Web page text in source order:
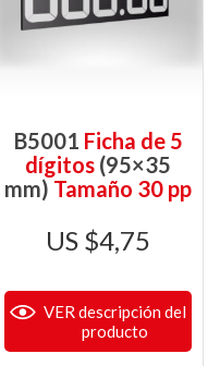
B5001 Ficha de 5
dígitos (95×35
mm) Tamaño 30 pp
$4,75
VER descripción del
producto